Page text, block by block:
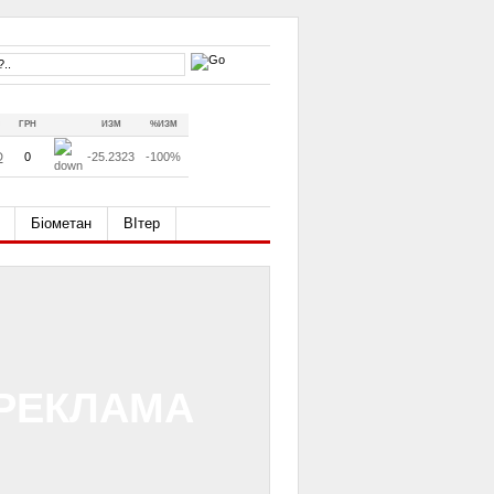
ГРН ИЗМ %ИЗМ
0 -25.2323 -100%
Біометан ВІтер